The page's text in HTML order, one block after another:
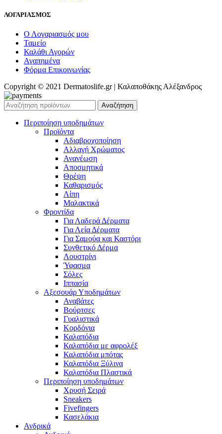
ΛΟΓΑΡΙΑΣΜΟΣ
Ο Λογαριασμός μου
Ταμείο
Καλάθι Αγορών
Αγαπημένα
Φόρμα Επικοινωνίας
Copyright © 2021 Dermatoslife.gr | Καλαποθάκης Αλέξανδρος
Αναζήτηση
Περιποίηση υποδημάτων
Προϊόντα
Αδιαβροχοποίηση
Αλλαγή Χρώματος
Ανανέωση
Αποσμητικά
Θρέψη
Καθαρισμός
Λίπη
Μαλακτικά
Φροντίδα
Για Λαδερά Δέρματα
Για Λεία Δέρματα
Για Σαμούα και Καστόρι
Συνθετικό Δέρμα
Λουστρίνι
Ύφασμα
Σόλες
Ιππασία
Αξεσουάρ Υποδημάτων
Αναβάτες
Βούρτσες
Γυαλιστικά
Κορδόνια
Καλαπόδια
Καλαπόδια με αφρολέξ
Καλαπόδια μπότας
Καλαπόδια Ξύλινα
Καλαπόδια Πλαστικά
Περιποίηση υποδημάτων
Χρυσή Σειρά
Sneakers
Fivefingers
Κασελάκια
Ανδρικά